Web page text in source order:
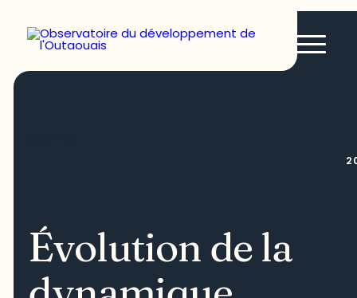
Évolution de la